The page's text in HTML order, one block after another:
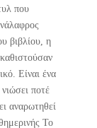
που
βιβλίου, η
Είναι ένα
ποτέ
αναρωτηθεί
Το